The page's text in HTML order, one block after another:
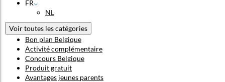
FR
NL
Voir toutes les catégories
Bon plan Belgique
Activité complémentaire
Concours Belgique
Produit gratuit
Avantages jeunes parents